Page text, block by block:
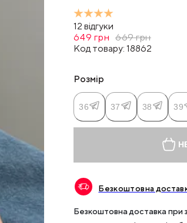
12 відгуки
649 грн 669грн
Код товару:18862
Розмір
36 37 38 39
Безкоштовна
Безкоштовна доставка при